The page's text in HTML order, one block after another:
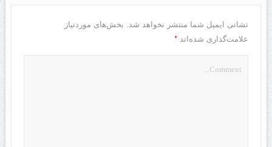
نشانی ایمیل شما منتشر نخواهد شد. بخش‌های موردنیاز
علامت‌گذاری شده‌اند *